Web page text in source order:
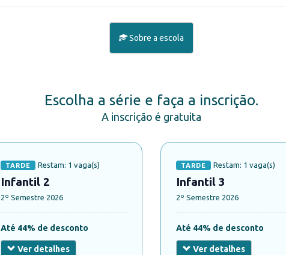
Sobre a escola
Escolha a série e faça a inscrição.
A inscrição é gratuita
TARDE Restam: 1 vaga(s)
Infantil 2
2º Semestre 2026
Até 44% de desconto
Ver detalhes
TARDE Restam: 1 vaga(s)
Infantil 3
2º Semestre 2026
Até 44% de desconto
Ver detalhes